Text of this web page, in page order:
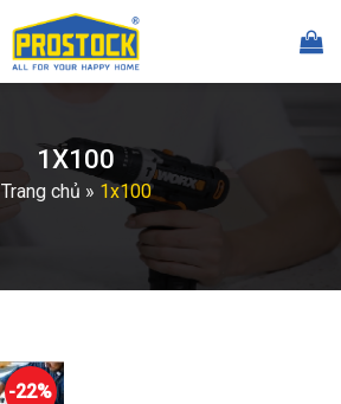
1X100
Trang chủ » 1x100
-22%